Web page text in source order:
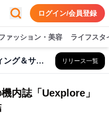
ログイン/会員登録
ァッション・美容 ライフスタ
ホープウィル マーケティング＆サービス リリース一覧
内誌「Uexplore」